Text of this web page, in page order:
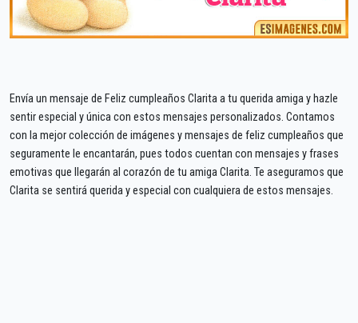
Envía un mensaje de Feliz cumpleaños Clarita a tu querida amiga y hazle
sentir especial y única con estos mensajes personalizados. Contamos
con la mejor colección de imágenes y mensajes de feliz cumpleaños que
seguramente le encantarán, pues todos cuentan con mensajes y frases
emotivas que llegarán al corazón de tu amiga Clarita. Te aseguramos que
Clarita se sentirá querida y especial con cualquiera de estos mensajes.